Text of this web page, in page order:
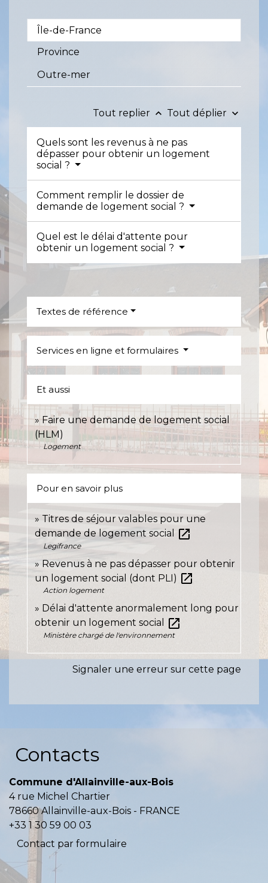
Île-de-France
Province
Outre-mer
Tout replier keyboard_arrow_up Tout déplier keyboard_arrow_down
Quels sont les revenus à ne pas
dépasser pour obtenir un logement
social ?
Comment remplir le dossier de
demande de logement social ?
Quel est le délai d'attente pour
obtenir un logement social ?
Textes de référence
Services en ligne et formulaires
Et aussi
Faire une demande de logement social
(HLM)
Logement
Pour en savoir plus
Titres de séjour valables pour une
demande de logement social
open_in_new
Legifrance
Revenus à ne pas dépasser pour obtenir
un logement social (dont PLI) open_in_new
Action logement
Délai d'attente anormalement long pour
obtenir un logement social
open_in_new
Ministère chargé de l'environnement
Signaler une erreur sur cette page
Contacts
Commune d'Allainville-aux-Bois
4 rue Michel Chartier
78660 Allainville-aux-Bois - FRANCE
+33 1 30 59 00 03
Contact par formulaire